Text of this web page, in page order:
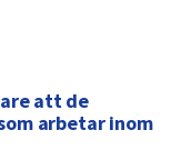
att de
arbetar inom